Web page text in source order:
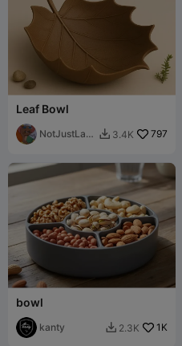
Leaf Bowl
NotJustLay
 3.4K 797
bowl
kanty  2.3K 1K